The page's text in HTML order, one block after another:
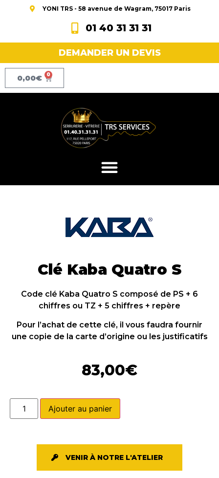
YONI TRS - 58 avenue de Wagram, 75017 Paris
01 40 31 31 31
DEMANDER UN DEVIS
0,00€ 0
Clé Kaba Quatro S
Code clé Kaba Quatro S composé de PS + 6
chiffres ou TZ + 5 chiffres + repère
Pour l’achat de cette clé, il vous faudra fournir
une copie de la carte d’origine ou les justificatifs
83,00€
Ajouter au panier
VENIR À NOTRE L'ATELIER